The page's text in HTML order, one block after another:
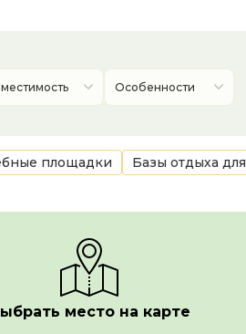
Особенности
площадки Базы отдыха
место на карте